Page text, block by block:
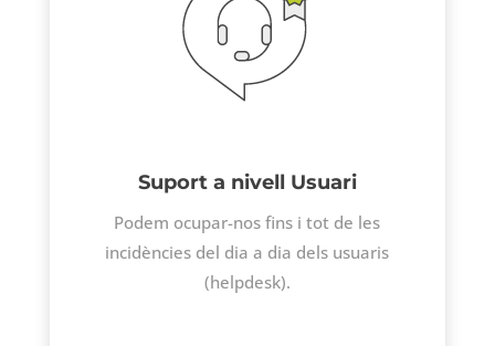
Suport a nivell Usuari
Podem ocupar-nos fins i tot de les
incidències del dia a dia dels usuaris
(helpdesk).